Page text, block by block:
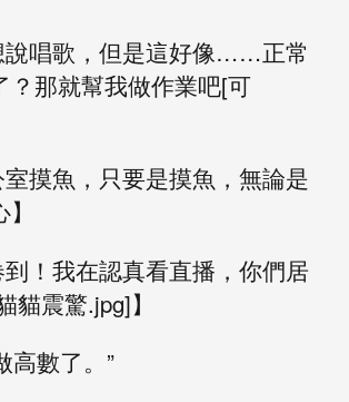
說唱歌，但是這好像……正常
？那就幫我做作業吧[可
室摸魚，只要是摸魚，無論是
到！我在認真看直播，你們居
貓震驚.jpg]】
高數了。”